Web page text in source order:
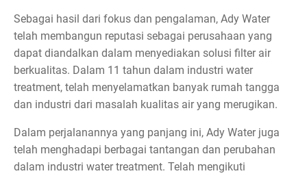
Sebagai hasil dari fokus dan pengalaman, Ady Water
telah membangun reputasi sebagai perusahaan yang
dapat diandalkan dalam menyediakan solusi filter air
berkualitas. Dalam 11 tahun dalam industri water
treatment, telah menyelamatkan banyak rumah tangga
dan industri dari masalah kualitas air yang merugikan.
Dalam perjalanannya yang panjang ini, Ady Water juga
telah menghadapi berbagai tantangan dan perubahan
dalam industri water treatment. Telah mengikuti